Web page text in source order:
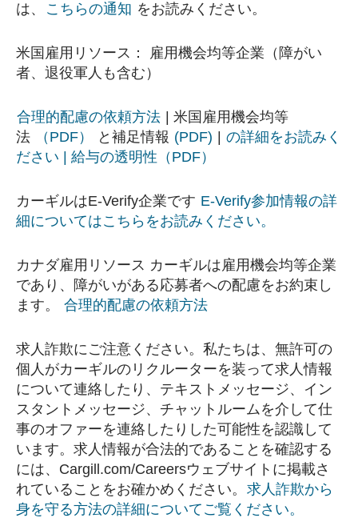
は、
こちらの通知 をお読みください。
米国雇用リソース： 雇用機会均等企業（障がい
者、退役軍人も含む）
合理的配慮の依頼方法 | 米国雇用機会均等
法
（PDF） と補足情報 (PDF)
の詳細をお読みく
ださい | 給与の透明性（PDF）
カーギルはE-Verify企業です E-Verify参加情報の詳
細についてはこちらをお読みください。
カナダ雇用リソース カーギルは雇用機会均等企業
であり、障がいがある応募者への配慮をお約束し
ます。
合理的配慮の依頼方法
求人詐欺にご注意ください。私たちは、無許可の
個人がカーギルのリクルーターを装って求人情報
について連絡したり、テキストメッセージ、イン
スタントメッセージ、チャットルームを介して仕
事のオファーを連絡したりした可能性を認識して
います。求人情報が合法的であることを確認する
には、Cargill.com/Careersウェブサイトに掲載さ
れていることをお確かめください。 求人詐欺から
身を守る方法の詳細についてご覧ください。